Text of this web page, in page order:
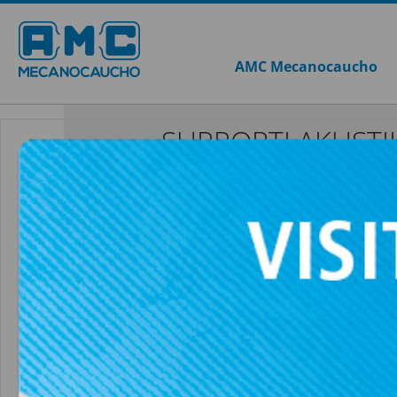
AMC Mecanocaucho
SUPPORTI
TSR 150X150
VEDI TUTTO SUPPORTI